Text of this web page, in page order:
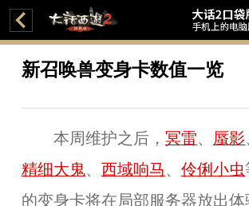
新召唤兽变身卡数值一览
本周维护之后， 冥雷、 蜃影
精细大鬼、 西域响马、 伶俐小虫
的变身卡将在局部服务器放出体